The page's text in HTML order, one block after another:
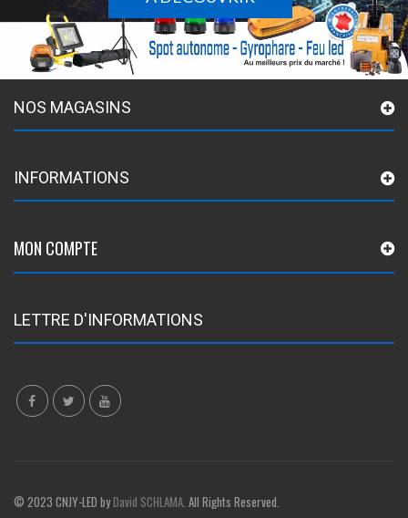
NOS MAGASINS
INFORMATIONS
MON COMPTE
LETTRE D'INFORMATIONS
© 2023 CNJY-LED byDavid SCHLAMA. All Rights Reserved.